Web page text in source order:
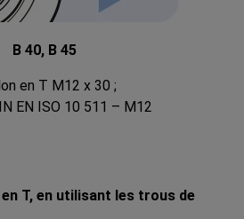
B 40, B 45
en T M12 x 30 ;
EN ISO 10 511 – M12
T, en utilisant les trous de